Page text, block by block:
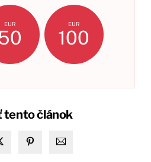
EUR EUR
100
tento článok